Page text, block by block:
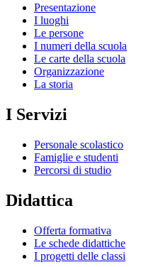
Presentazione
I luoghi
Le persone
I numeri della scuola
Le carte della scuola
Organizzazione
La storia
I Servizi
Personale scolastico
Famiglie e studenti
Percorsi di studio
Didattica
Offerta formativa
Le schede didattiche
I progetti delle classi